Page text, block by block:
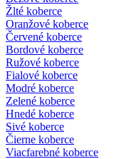
Žlté koberce
Oranžové koberce
Červené koberce
Bordové koberce
Ružové koberce
Fialové koberce
Modré koberce
Zelené koberce
Hnedé koberce
Sivé koberce
Čierne koberce
Viacfarebné koberce